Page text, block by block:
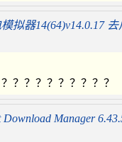
拟器14(64)v14.0.17
？？？？？？？？？
Download Manager